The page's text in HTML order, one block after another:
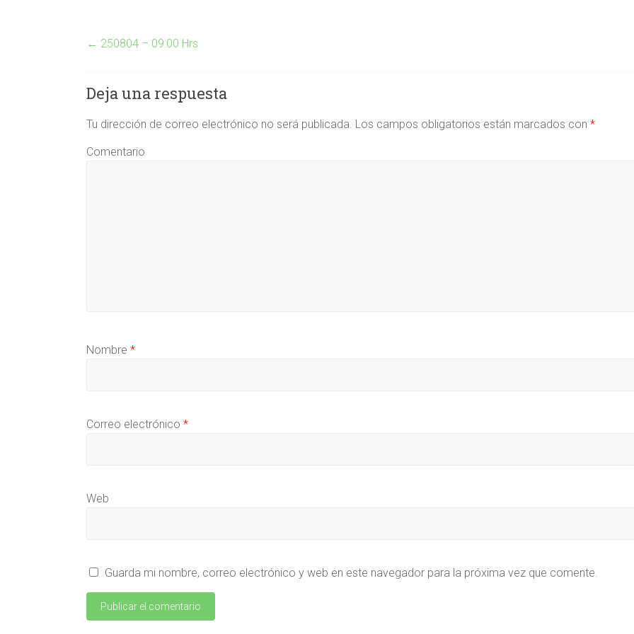
← 250804 – 09:00 Hrs
Deja una respuesta
Tu dirección de correo electrónico no será publicada. Los campos obligatorios están marcados con *
Comentario
Nombre *
Correo electrónico *
Web
Guarda mi nombre, correo electrónico y web en este navegador para la próxima vez que comente.